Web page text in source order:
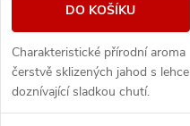
DO KOŠÍKU
Charakteristické přírodní aroma
čerstvě sklizených jahod s lehce
doznívající sladkou chutí.